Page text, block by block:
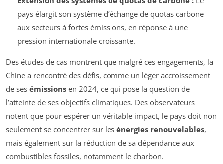
pays élargit son système d’échange de quotas carbone
aux secteurs à fortes émissions, en réponse à une
pression internationale croissante.
Des études de cas montrent que malgré ces engagements, la
Chine a rencontré des défis, comme un léger accroissement
de ses émissions en 2024, ce qui pose la question de
l’atteinte de ses objectifs climatiques. Des observateurs
notent que pour espérer un véritable impact, le pays doit non
seulement se concentrer sur les énergies renouvelables,
mais également sur la réduction de sa dépendance aux
combustibles fossiles, notamment le charbon.